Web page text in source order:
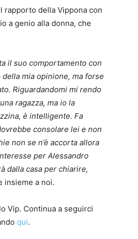
rapporto della Vippona con
a genio alla donna, che
il suo comportamento con
mia opinione, ma forse
Riguardandomi mi rendo
ragazza, ma io la
è intelligente. Fa
consolare lei e non
non se n’è accorta allora
per Alessandro
dalla casa per chiarire,
insieme a noi.
Vip. Continua a seguirci
qui.